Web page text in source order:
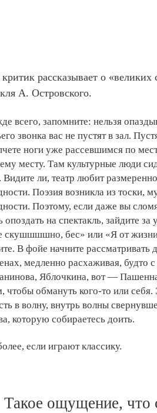
рассказывает о «великих
А. Островского.
всего, запомните: нельзя
звонка вас не пустят в зал.
ноги уже рассевшимся по
месту. Там культурные люди
Видите ли, театр любит
Поэзия возникла из тоски,
Поэтому, если даже вы
опоздать на спектакль, зайдите
бес» или «Я от жизни
В фойе начните
медленно расхаживая, будто
Яблочкина, вот —
чтобы обмануть кого-то или
в волну, внутрь волны
которую собираетесь доить.
если играют классику.
Такое ощущение, что